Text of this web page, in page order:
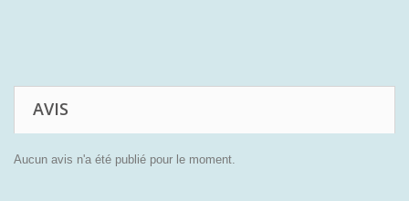
AVIS
Aucun avis n'a été publié pour le moment.